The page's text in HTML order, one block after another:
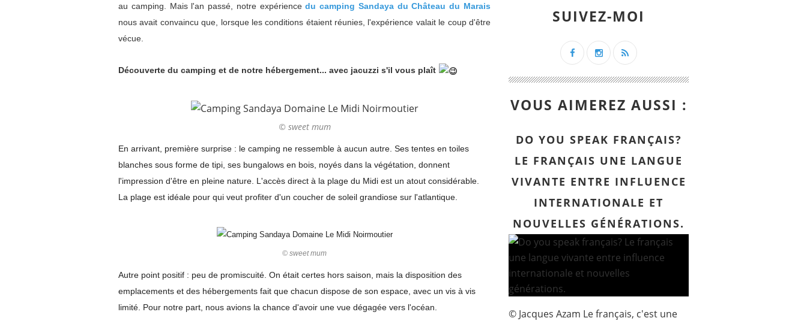
au camping. Mais l'an passé, notre expériencedu camping Sandaya du Château du Marais
nous avait convaincu que, lorsque les conditions étaient réunies, l'expérience valait le coup d'être
vécue.
Découverte du camping et de notre hébergement... avec jacuzzi s'il vous plaît
© sweet mum
En arrivant, première surprise : le camping ne ressemble à aucun autre. Ses tentes en toiles
blanches sous forme de tipi, ses bungalows en bois, noyés dans la végétation, donnent
l'impression d'être en pleine nature. L'accès direct à la plage du Midi est un atout considérable.
La plage est idéale pour qui veut profiter d'un coucher de soleil grandiose sur l'atlantique.
© sweet mum
Autre point positif : peu de promiscuité. On était certes hors saison, mais la disposition des
emplacements et des hébergements fait que chacun dispose de son espace, avec un vis à vis
limité. Pour notre part, nous avions la chance d'avoir une vue dégagée vers l'océan.
SUIVEZ-MOI
VOUS AIMEREZ AUSSI :
DO YOU SPEAK FRANÇAIS?
LE FRANÇAIS UNE LANGUE
VIVANTE ENTRE INFLUENCE
INTERNATIONALE ET
NOUVELLES GÉNÉRATIONS.
© Jacques Azam Le français, c'est une